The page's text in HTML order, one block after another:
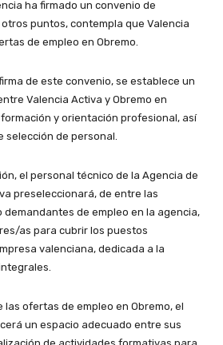
ha firmado un convenio de
puntos, contempla que Valencia
de empleo en Obremo.
de este convenio, se establece un
Valencia Activa y Obremo en
y orientación profesional, así
selección de personal.
el personal técnico de la Agencia de
preseleccionará, de entre las
de empleo en la agencia,
as para cubrir los puestos
valenciana, dedicada a la
las ofertas de empleo en Obremo, el
un espacio adecuado entre sus